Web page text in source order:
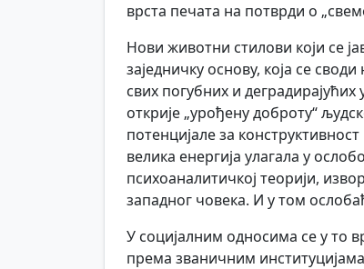
врста печата на потврди о
Нови животни стилови који се
заједничку основу, која се
свих погубних и
открије „урођену доброту“
потенцијале за
велика енергија улагала у
психоаналитичкој теорији,
западног човека. И у том
У социјалним односима се у то
према званичним